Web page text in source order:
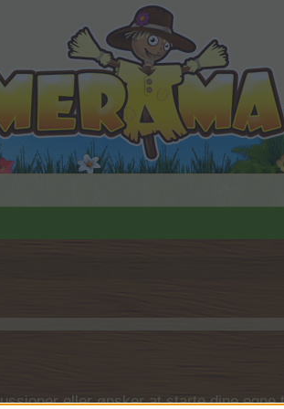
eller ønsker at starte dine